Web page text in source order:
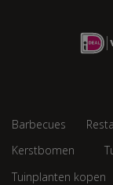
Barbecues
Kerstbomen
Tuinplanten kopen